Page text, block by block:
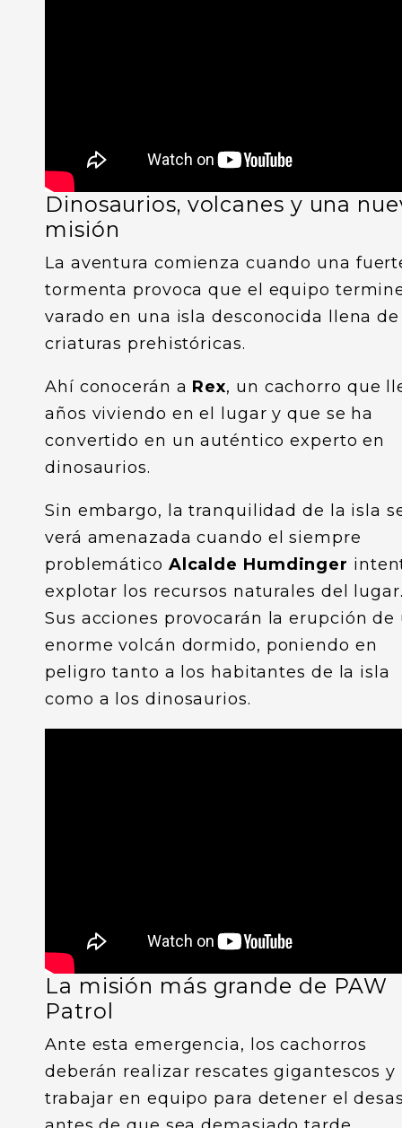
Dinosaurios, volcanes y una
misión
La aventura comienza cuando una
tormenta provoca que el equipo
varado en una isla desconocida llena de
criaturas prehistóricas.
Ahí conocerán a Rex, un cachorro que
años viviendo en el lugar y que se ha
convertido en un auténtico experto en
dinosaurios.
Sin embargo, la tranquilidad de la isla
verá amenazada cuando el siempre
problemático Alcalde Humdinger
explotar los recursos naturales del
Sus acciones provocarán la erupción de
enorme volcán dormido, poniendo en
peligro tanto a los habitantes de la isla
como a los dinosaurios.
La misión más grande de PAW
Patrol
Ante esta emergencia, los cachorros
deberán realizar rescates gigantescos y
trabajar en equipo para detener el